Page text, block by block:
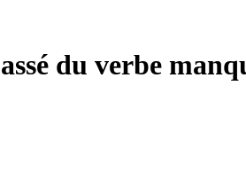
du verbe